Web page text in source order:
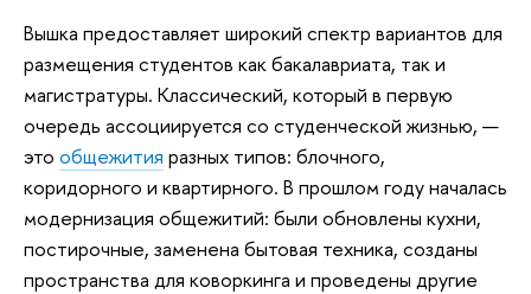
Вышка предоставляет широкий спектр вариантов для
размещения студентов как бакалавриата, так и
магистратуры. Классический, который в первую
очередь ассоциируется со студенческой жизнью, —
это общежития разных типов: блочного,
коридорного и квартирного. В прошлом году началась
модернизация общежитий: были обновлены кухни,
постирочные, заменена бытовая техника, созданы
пространства для коворкинга и проведены другие